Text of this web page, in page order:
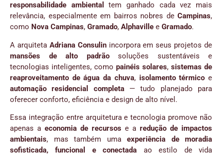
responsabilidade ambiental
tem ganhado cada vez mais
relevância, especialmente em bairros nobres de Campinas,
como Nova Campinas, Gramado, Alphaville e Gramado.
A arquiteta Adriana Consulinincorpora em seus projetos de
mansões de alto padrãosoluções sustentáveis e
tecnologias inteligentes, como painéis solares, sistemas de
reaproveitamento de água da chuva, isolamento térmico e
automação residencial completa— tudo planejado para
oferecer conforto, eficiência e design de alto nível.
Essa integração entre arquitetura e tecnologia promove não
apenas a economia de recursos e a redução de impactos
ambientais, mas também uma experiência de moradia
sofisticada, funcional e conectada ao estilo de vida